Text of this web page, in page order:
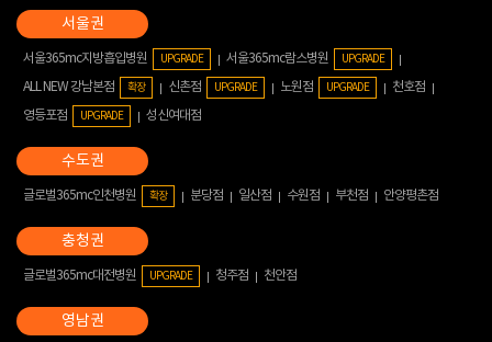
서울365mc지방흡입병원 UPGRADE 서울365mc람스병원 UPGRADE
ALL NEW 강남본점 확장 신촌점 UPGRADE 노원점 UPGRADE
천호점
영등포점
UPGRADE 성신여대점
글로벌365mc인천병원 확장 분당점 일산점 수원점 부천점 안양평촌점
글로벌365mc대전병원 UPGRADE 청주점 천안점